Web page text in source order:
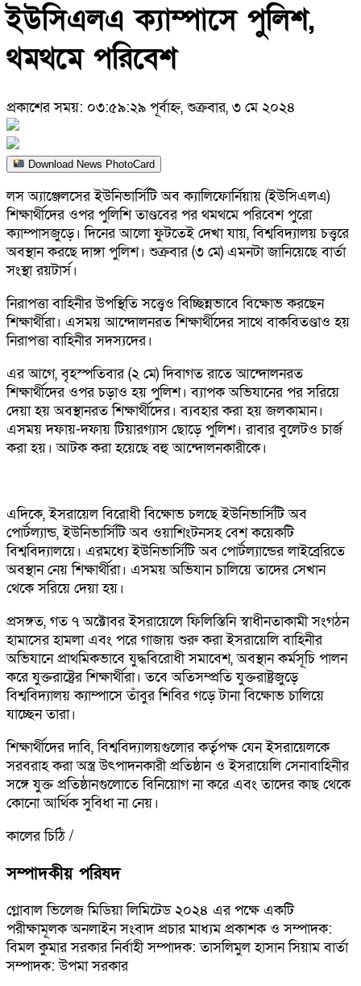
ইউসিএলএ ক্যাম্পাসে পুলিশ,
থমথমে পরিবেশ
প্রকাশের সময়: ০৩:৫৯:২৯ পূর্বাহ্ন, শুক্রবার, ৩ মে ২০২৪
Download News PhotoCard
লস অ্যাঞ্জেলসের ইউনিভার্সিটি অব ক্যালিফোর্নিয়ায় (ইউসিএলএ)
শিক্ষার্থীদের ওপর পুলিশি তাণ্ডবের পর থমথমে পরিবেশ পুরো
ক্যাম্পাসজুড়ে। দিনের আলো ফুটতেই দেখা যায়, বিশ্ববিদ্যালয় চত্ত্বরে
অবস্থান করছে দাঙ্গা পুলিশ। শুক্রবার (৩ মে) এমনটা জানিয়েছে বার্তা
সংস্থা রয়টার্স।
নিরাপত্তা বাহিনীর উপস্থিতি সত্ত্বেও বিচ্ছিন্নভাবে বিক্ষোভ করছেন
শিক্ষার্থীরা। এসময় আন্দোলনরত শিক্ষার্থীদের সাথে বাকবিতণ্ডাও হয়
নিরাপত্তা বাহিনীর সদস্যদের।
এর আগে, বৃহস্পতিবার (২ মে) দিবাগত রাতে আন্দোলনরত
শিক্ষার্থীদের ওপর চড়াও হয় পুলিশ। ব্যাপক অভিযানের পর সরিয়ে
দেয়া হয় অবস্থানরত শিক্ষার্থীদের। ব্যবহার করা হয় জলকামান।
এসময় দফায়-দফায় টিয়ারগ্যাস ছোড়ে পুলিশ। রাবার বুলেটও চার্জ
করা হয়। আটক করা হয়েছে বহু আন্দোলনকারীকে।
এদিকে, ইসরায়েল বিরোধী বিক্ষোভ চলছে ইউনিভার্সিটি অব
পোর্টল্যান্ড, ইউনিভার্সিটি অব ওয়াশিংটনসহ বেশ কয়েকটি
বিশ্ববিদ্যালয়ে। এরমধ্যে ইউনিভার্সিটি অব পোর্টল্যান্ডের লাইব্রেরিতে
অবস্থান নেয় শিক্ষার্থীরা। এসময় অভিযান চালিয়ে তাদের সেখান
থেকে সরিয়ে দেয়া হয়।
প্রসঙ্গত, গত ৭ অক্টোবর ইসরায়েলে ফিলিস্তিনি স্বাধীনতাকামী সংগঠন
হামাসের হামলা এবং পরে গাজায় শুরু করা ইসরায়েলি বাহিনীর
অভিযানে প্রাথমিকভাবে যুদ্ধবিরোধী সমাবেশ, অবস্থান কর্মসূচি পালন
করে যুক্তরাষ্ট্রের শিক্ষার্থীরা। তবে অতিসম্প্রতি যুক্তরাষ্ট্রজুড়ে
বিশ্ববিদ্যালয় ক্যাম্পাসে তাঁবুর শিবির গড়ে টানা বিক্ষোভ চালিয়ে
যাচ্ছেন তারা।
শিক্ষার্থীদের দাবি, বিশ্ববিদ্যালয়গুলোর কর্তৃপক্ষ যেন ইসরায়েলকে
সরবরাহ করা অস্ত্র উৎপাদনকারী প্রতিষ্ঠান ও ইসরায়েলি সেনাবাহিনীর
সঙ্গে যুক্ত প্রতিষ্ঠানগুলোতে বিনিয়োগ না করে এবং তাদের কাছ থেকে
কোনো আর্থিক সুবিধা না নেয়।
কালের চিঠি /
সম্পাদকীয় পরিষদ
গ্লোবাল ভিলেজ মিডিয়া লিমিটেড ২০২৪ এর পক্ষে একটি
পরীক্ষামূলক অনলাইন সংবাদ প্রচার মাধ্যম প্রকাশক ও সম্পাদক:
বিমল কুমার সরকার নির্বাহী সম্পাদক: তাসলিমুল হাসান সিয়াম বার্তা
সম্পাদক: উপমা সরকার